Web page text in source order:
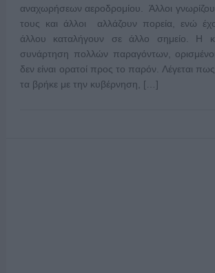
αναχωρήσεων αεροδρομίου. Άλλοι
τους και άλλοι αλλάζουν πορεία, ενώ
άλλου καταλήγουν σε άλλο σημείο. Η
συνάρτηση πολλών παραγόντων,
δεν είναι ορατοί προς το παρόν. Λέγεται
τα βρήκε με την κυβέρνηση, […]